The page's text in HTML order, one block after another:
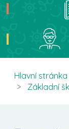
Hlavní stránka
Základní